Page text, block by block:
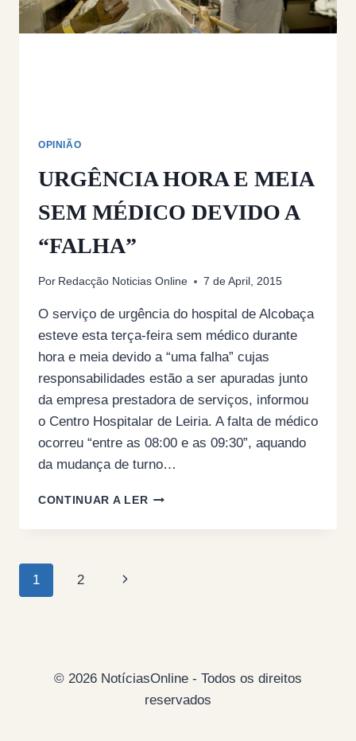
ACT
E
OPINIÃO
URGÊNCIA HORA E MEIA
SEM MÉDICO DEVIDO A
“FALHA”
Por Redacção Noticias Online 7 de April, 2015
O serviço de urgência do hospital de Alcobaça
esteve esta terça-feira sem médico durante
hora e meia devido a “uma falha” cujas
responsabilidades estão a ser apuradas junto
da empresa prestadora de serviços, informou
o Centro Hospitalar de Leiria. A falta de médico
ocorreu “entre as 08:00 e as 09:30”, aquando
da mudança de turno…
CONTINUAR A LERURGÊNCIA
E
Page
1 2
Next
© 2026 NotíciasOnline - Todos os direitos
reservados